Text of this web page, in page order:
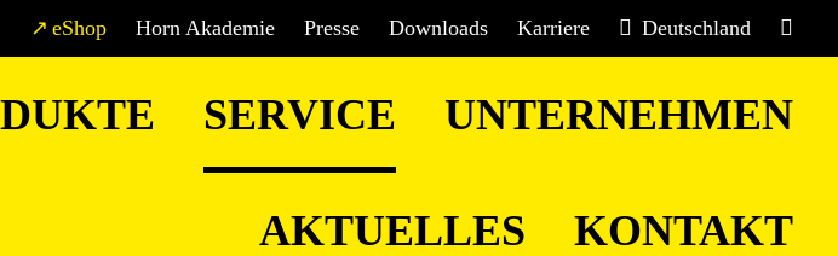
eShop Horn Akademie Presse Downloads Karriere Deutschland
SERVICE UNTERNEHMEN
AKTUELLES KONTAKT